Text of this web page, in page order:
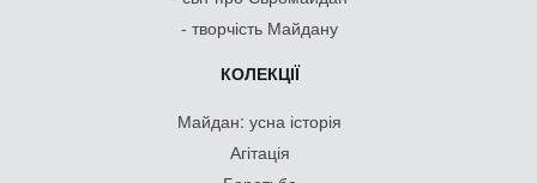
- творчість Майдану
КОЛЕКЦІЇ
Майдан: усна історія
Агітація